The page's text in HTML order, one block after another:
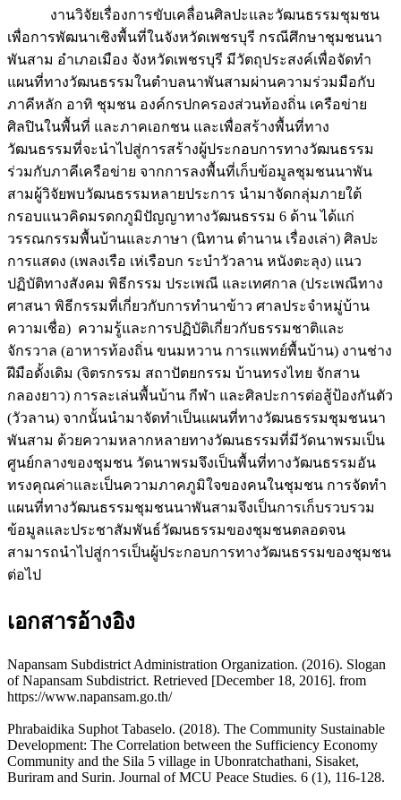
งานวิจัยเรื่องการขับเคลื่อนศิลปะและวัฒนธรรมชุมชน
เพื่อการพัฒนาเชิงพื้นที่ในจังหวัดเพชรบุรี กรณีศึกษาชุมชนนา
พันสาม อำเภอเมือง จังหวัดเพชรบุรี มีวัตถุประสงค์เพื่อจัดทำ
แผนที่ทางวัฒนธรรมในตำบลนาพันสามผ่านความร่วมมือกับ
ภาคีหลัก อาทิ ชุมชน องค์กรปกครองส่วนท้องถิ่น เครือข่าย
ศิลปินในพื้นที่ และภาคเอกชน และเพื่อสร้างพื้นที่ทาง
วัฒนธรรมที่จะนำไปสู่การสร้างผู้ประกอบการทางวัฒนธรรม
ร่วมกับภาคีเครือข่าย จากการลงพื้นที่เก็บข้อมูลชุมชนนาพัน
สามผู้วิจัยพบวัฒนธรรมหลายประการ นำมาจัดกลุ่มภายใต้
กรอบแนวคิดมรดกภูมิปัญญาทางวัฒนธรรม 6 ด้าน ได้แก่
วรรณกรรมพื้นบ้านและภาษา (นิทาน ตำนาน เรื่องเล่า) ศิลปะ
การแสดง (เพลงเรือ เห่เรือบก ระบำวัวลาน หนังตะลุง) แนว
ปฏิบัติทางสังคม พิธีกรรม ประเพณี และเทศกาล (ประเพณีทาง
ศาสนา พิธีกรรมที่เกี่ยวกับการทำนาข้าว ศาลประจำหมู่บ้าน
ความเชื่อ) ความรู้และการปฏิบัติเกี่ยวกับธรรมชาติและ
จักรวาล (อาหารท้องถิ่น ขนมหวาน การแพทย์พื้นบ้าน) งานช่าง
ฝีมือดั้งเดิม (จิตรกรรม สถาปัตยกรรม บ้านทรงไทย จักสาน
กลองยาว) การละเล่นพื้นบ้าน กีฬา และศิลปะการต่อสู้ป้องกันตัว
(วัวลาน) จากนั้นนำมาจัดทำเป็นแผนที่ทางวัฒนธรรมชุมชนนา
พันสาม ด้วยความหลากหลายทางวัฒนธรรมที่มีวัดนาพรมเป็น
ศูนย์กลางของชุมชน วัดนาพรมจึงเป็นพื้นที่ทางวัฒนธรรมอัน
ทรงคุณค่าและเป็นความภาคภูมิใจของคนในชุมชน การจัดทำ
แผนที่ทางวัฒนธรรมชุมชนนาพันสามจึงเป็นการเก็บรวบรวม
ข้อมูลและประชาสัมพันธ์วัฒนธรรมของชุมชนตลอดจน
สามารถนำไปสู่การเป็นผู้ประกอบการทางวัฒนธรรมของชุมชน
ต่อไป
เอกสารอ้างอิง
Napansam Subdistrict Administration Organization. (2016). Slogan
of Napansam Subdistrict. Retrieved [December 18, 2016]. from
https://www.napansam.go.th/
Phrabaidika Suphot Tabaselo. (2018). The Community Sustainable
Development: The Correlation between the Sufficiency Economy
Community and the Sila 5 village in Ubonratchathani, Sisaket,
Buriram and Surin. Journal of MCU Peace Studies. 6 (1), 116-128.